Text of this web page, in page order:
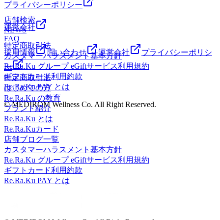
ります!Re.Ra.Ku(リラク) 武蔵境店&lt;営業時間&gt;平日:11時
00分～21時00分(最終受付:20時20分)土日祝:10時30分～21時
00分(最終受付:20時20分)&lt;住所&gt;武蔵野市境1-3-4 エーブ
ル武蔵境1F
スタッフ一同心よりお待ちしております!・*.。・*.。・
*.。・*.。・*.。・。。・*.。・*.。・*.。・*.。・マッサー
ジのように気持ち良い「肩甲骨ストレッチ&amp;骨盤ストレ
ッチ」を取り入れた「リラク系ボディケア」でみなさんの疲
れを撃退していきます☆中央線武蔵境駅北口徒歩3分 すきっ
ぷ通り商店街の郵便局の隣にあります!Re.Ra.Ku(リラク) 武
蔵境店&lt;営業時間&gt;平日:11時00分～21時00分(最終受
付:20時20分)土日祝:10時30分～21時00分(最終受付:20時20
分)&lt;住所&gt;武蔵野市境1-3-4 エーブル武蔵境1F
プライバシーポリシー
運営会社
特定商取引法
カスタマーハラスメント基本方針
Re.Ra.Ku グループ eGiftサービス利用規約
ギフトカード利用約款
Re.Ra.Ku PAY とは
© MEDIROM Wellness Co. All Right Reserved.
店舗検索
NEWS
FAQ
採用情報
問い合わせ 運営会社
プライバシーポリシ
ー
特定商取引法
はじめての方
Re.Ra.Ku の教育
ブランド紹介
Re.Ra.Ku とは
Re.Ra.Kuカード
店舗ブログ一覧
カスタマーハラスメント基本方針
Re.Ra.Ku グループ eGiftサービス利用規約
ギフトカード利用約款
Re.Ra.Ku PAY とは